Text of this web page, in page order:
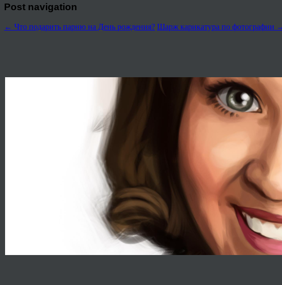
Post navigation
← Что подарить парню на День рождения? Шарж карикатура по фотографии